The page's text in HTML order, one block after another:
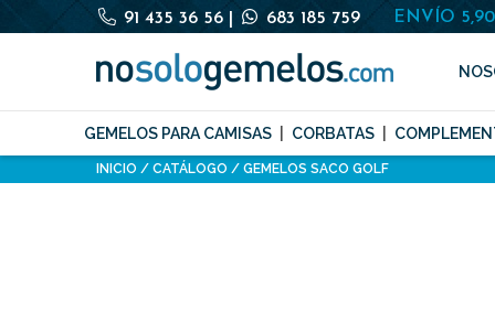
91 435 36 56 683 185 759 ENVÍO
GEMELOS PARA CAMISAS CORBATAS
INICIO CATÁLOGO GEMELOS SACO GOLF